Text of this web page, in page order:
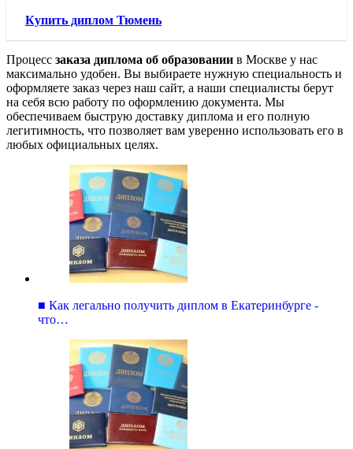
Купить диплом Тюмень
Процесс заказа диплома об образовании в Москве у нас
максимально удобен. Вы выбираете нужную специальность и
оформляете заказ через наш сайт, а наши специалисты берут
на себя всю работу по оформлению документа. Мы
обеспечиваем быструю доставку диплома и его полную
легитимность, что позволяет вам уверенно использовать его в
любых официальных целях.
■ Как легально получить диплом в Екатеринбурге -
что…